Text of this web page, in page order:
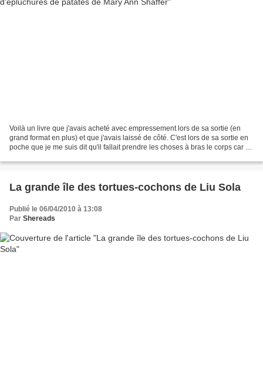
Voilà un livre que j'avais acheté avec empressement lors de sa sortie (en
grand format en plus) et que j'avais laissé de côté. C'est lors de sa sortie en
poche que je me suis dit qu'il fallait prendre les choses à bras le corps car ce
La grande île des tortues-cochons de Liu Sola
Publié le 06/04/2010 à 13:08
Par Shereads